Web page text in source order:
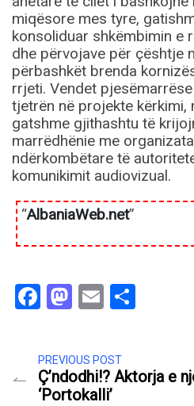
miqësore mes tyre,
konsoliduar shkëmbimin e
dhe përvojave për çështje
përbashkët brenda
rrjeti. Vendet
tjetrën në projekte kërkimi,
gatshme gjithashtu të
marrëdhënie me
ndërkombëtare të
komunikimit audiovizual.
“AlbaniaWeb.net”
Facebook
Mastodon
Email
PREVIOUS POST
Ç’ndodhi!? Aktorja e
‘Portokalli’